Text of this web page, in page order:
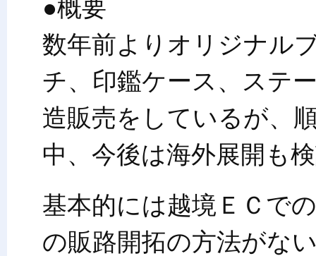
●概要
数年前よりオリジナル
チ、印鑑ケース、ステ
造販売をしているが、
中、今後は海外展開も
基本的には越境ＥＣで
の販路開拓の方法がな